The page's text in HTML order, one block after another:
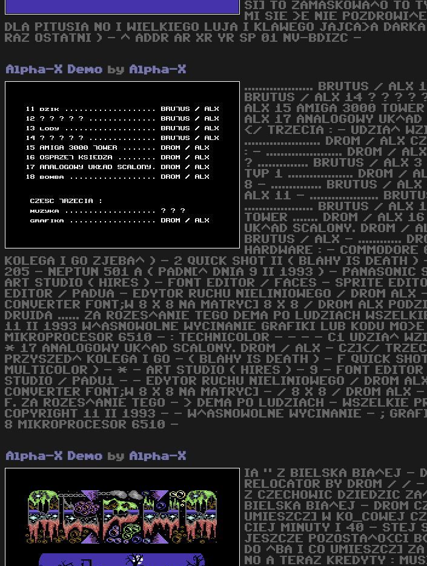
SI] TO ZAMASKOWA^O TO
MI SIE >E NIE
DLA PITUSIA NO I WIELKIEGO LUJA I KLAWEGO JAJCA>A
RAZ OSTATNI ) - ^ ADDR AR XR YR SP 01 NV-BDIZC -
Alpha-X Demo by Alpha-X
................... BRUTUS / ALX
BRUTUS / ALX 14 ? ? ? ?
ALX 15 AMIGA 3000
ALX 17 ANALOGOWY
</ TRZECIA : - UDZIA^
..................... DROM / ALX
: - ..................... DROM /
? .............. BRUTUS / ALX
TVP 1 .................. DROM /
8 - .............. BRUTUS /
ALX 11 - ...................
................... BRUTUS / ALX
TOWER ....... DROM / ALX
UK^AD SCALONY. DROM
BRUTUS / ALX - ............
HARDWARE : -
KOLEGA I GO ZJEBA^ ) - 2 QUICK SHOT II ( BLAHY IS DEATH
205 - NEPTUN 501 A ( PADN[^ DNIA 9 II 1993 ) - PANASONIC
ART STUDIO ( HIRES ) - FONT EDITOR / FACES - SPRITE
EDITOR / PADUA - EDYTOR RUCHU NIELINIOWEGO / DROM
CONVERTER FONT;W 8 X 8 NA MATRYC] 8 X 8 / DROM ALX
DRUIDA ...... ZA ROZES^ANIE TEGO DEMA PO LUDZIACH
11 II 1993 W^ASNOWOLNE WYCINANIE GRAFIKI LUB KODU
MIKROPROCESOR 6510 - : TECHNICOLOR - - - - C1 UDZIA^
* 17 ANALOGOWY UK^AD SCALONY. DROM / ALX - CZ]</
PRZYSZED^ KOLEGA I GO - ( BLAHY IS DEATH ) - F QUICK
MULTICOLOR ) - * - ART STUDIO ( HIRES ) - 9 - FONT
STUDIO / PADU1 - - EDYTOR RUCHU NIELINIOWEGO / DROM
CONVERTER FONT;W 8 X 8 NA MATRYC] - / 8 X 8 / DROM ALX
F. ZA ROZES^ANIE TEGO - > DEMA PO LUDZIACH - WSZELKIE
COPYRIGHT 11 II 1993 - - W^ASNOWOLNE WYCINANIE - ;
8 MIKROPROCESOR 6510 -
Alpha-X Demo by Alpha-X
IA " Z BIELSKA BIA^EJ -
RELOCATOR BY DROM / /
Z CZECHOWIC DZIEDZIC
BIELSKA BIA^EJ - DROM
UMIESZCZ] W KO_COWEJ
CIEJ MINUTY I 40 - STEJ
JESZCZE POZOSTA^O<CI
DO ^BA I CO UMIESZCZ]
NO A TERAZ KREDYTY :